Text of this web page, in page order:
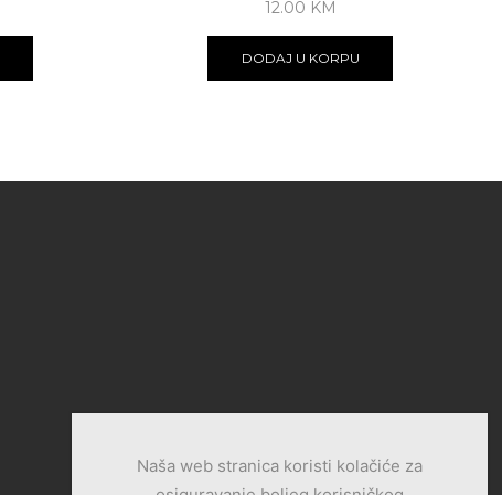
12.00 KM
DODAJ U KORPU
Naša web stranica koristi kolačiće za